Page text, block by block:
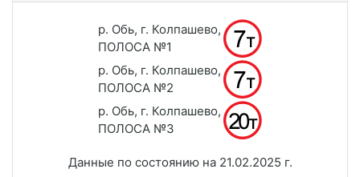
р. Обь, г. Колпашево,
ПОЛОСА №1
р. Обь, г. Колпашево,
ПОЛОСА №2
р. Обь, г. Колпашево,
ПОЛОСА №3
Данные по состоянию на 21.02.2025 г.